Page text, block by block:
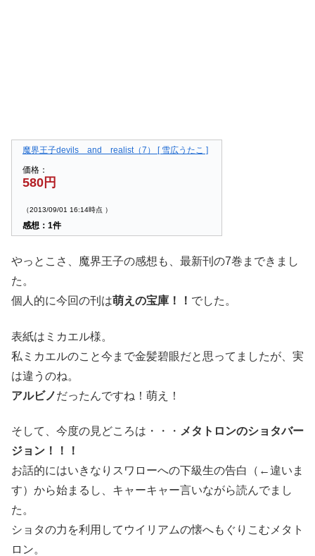
魔界王子devils and realist（7） [ 雪広うたこ ]
価格：
580円
（2013/09/01 16:14時点 ）
感想：1件
やっとこさ、魔界王子の感想も、最新刊の7巻まできまし
た。
個人的に今回の刊は萌えの宝庫！！ でした。
表紙はミカエル様。
私ミカエルのこと今まで金髪碧眼だと思ってましたが、実
は違うのね。
アルビノだったんですね！萌え！
そして、今度の見どころは・・・ メタトロンのショタバー
ジョン！！！
お話的にはいきなりスワローへの下級生の告白（←違いま
す）から始まるし、キャーキャー言いながら読んでまし
た。
ショタの力を利用してウイリアムの懐へもぐりこむメタト
ロン。